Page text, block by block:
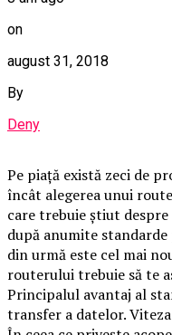
on
august 31, 2018
By
Deny
Pe piaţă există zeci de
încât alegerea unui
care trebuie ştiut
după anumite standarde
din urmă este cel mai
routerului trebuie să te
Principalul avantaj al
transfer a datelor.